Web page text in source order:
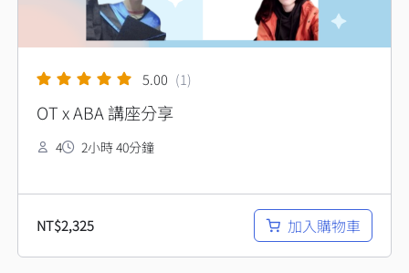
5.00 (1)
OT x ABA 講座分享
4 2小時 40分鐘
NT$2,325 加入購物車